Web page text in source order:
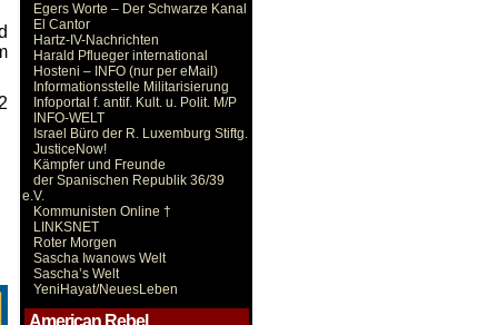
Egers Worte – Der Schwarze Kanal
El Cantor
Hartz-IV-Nachrichten
Harald Pflueger international
Hosteni – INFO (nur per eMail)
Informationsstelle Militarisierung
Infoportal f. antif. Kult. u. Polit. M/P
INFO-WELT
Israel Büro der R. Luxemburg Stiftg.
JusticeNow!
Kämpfer und Freunde
der Spanischen Republik 36/39
e.V.
Kommunisten Online †
LINKSNET
Roter Morgen
Sascha Iwanows Welt
Sascha’s Welt
YeniHayat/NeuesLeben
American Rebel